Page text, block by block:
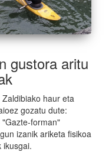
gustora aritu
haur eta
gozatu dute:
forman"
izanik ariketa fisikoa
ikusgai.